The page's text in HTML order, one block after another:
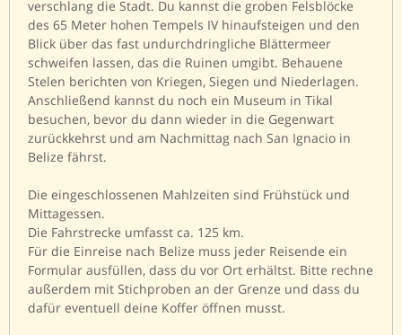
verschlang die Stadt. Du kannst die groben Felsblöcke
des 65 Meter hohen Tempels IV hinaufsteigen und den
Blick über das fast undurchdringliche Blättermeer
schweifen lassen, das die Ruinen umgibt. Behauene
Stelen berichten von Kriegen, Siegen und Niederlagen.
Anschließend kannst du noch ein Museum in Tikal
besuchen, bevor du dann wieder in die Gegenwart
zurückkehrst und am Nachmittag nach San Ignacio in
Belize fährst.
Die eingeschlossenen Mahlzeiten sind Frühstück und
Mittagessen.
Die Fahrstrecke umfasst ca. 125 km.
Für die Einreise nach Belize muss jeder Reisende ein
Formular ausfüllen, dass du vor Ort erhältst. Bitte rechne
außerdem mit Stichproben an der Grenze und dass du
dafür eventuell deine Koffer öffnen musst.